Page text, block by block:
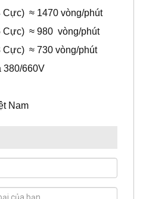
≈ 1470 vòng/phút
Cực) ≈ 980 vòng/phút
≈ 730 vòng/phút
380/660V
Nam